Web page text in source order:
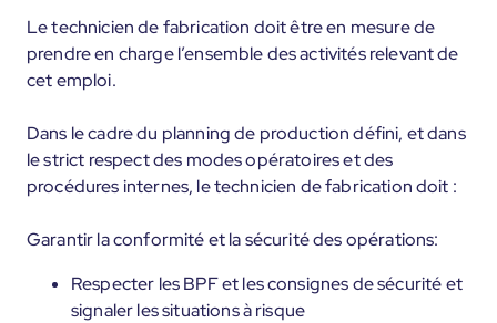
Le technicien de fabrication doit être en mesure de
prendre en charge l’ensemble des activités relevant de
cet emploi.
Dans le cadre du planning de production défini, et dans
le strict respect des modes opératoires et des
procédures internes, le technicien de fabrication doit :
Garantir la conformité et la sécurité des opérations:
Respecter les BPF et les consignes de sécurité et
signaler les situations à risque